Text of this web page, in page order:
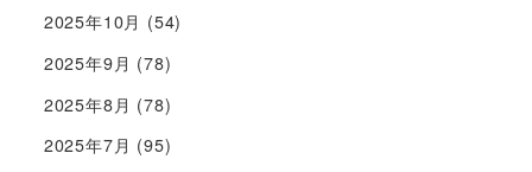
2025年10月 (54)
2025年9月 (78)
2025年8月 (78)
2025年7月 (95)